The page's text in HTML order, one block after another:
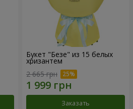
Букет "Безе" из 15 белых
хризантем
2 665 грн
Заказать